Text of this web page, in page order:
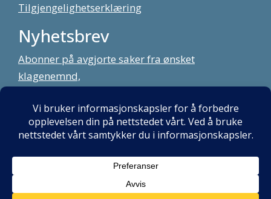
Tilgjengelighetserklæring
Nyhetsbrev
Abonner på avgjorte saker fra ønsket
klagenemnd,